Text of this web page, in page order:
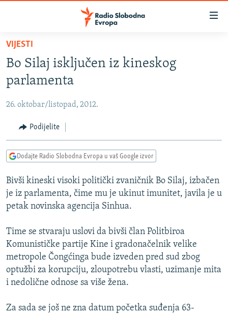
Pređite
glavni
sadržaj
Pređite
na
navigaciju
Pređite
na
BOSNA I HERCEGOVINA
SRBIJA
KOSOVO
CRNA GORA
VIDEO
FOTOGALERIJE
INFOGRAFIKE
PODCASTI
RAT U UKRAJINI
KINA NA BALKANU
ISPRIČAJ MI
DNEVNO@RSE
SPECIJALI RSE
GENOCID U SREBRENICI
PRATITE NAS
VIJESTI
Bo Silaj isključen iz kineskog
parlamenta
26. oktobar/listopad, 2012.
Podijelite
Dodajte Radio Slobodna Evropa u vaš Google izvor
Bivši kineski visoki politički zvaničnik Bo Silaj, izbačen
je iz parlamenta, čime mu je ukinut imunitet, javila je u
petak novinska agencija Sinhua.
Time se stvaraju uslovi da bivši član Politbiroa
Komunističke partije Kine i gradonačelnik velike
metropole Čongćinga bude izveden pred sud zbog
optužbi za korupciju, zloupotrebu vlasti, uzimanje mita
i nedolične odnose sa više žena.
Za sada se još ne zna datum početka suđenja 63-